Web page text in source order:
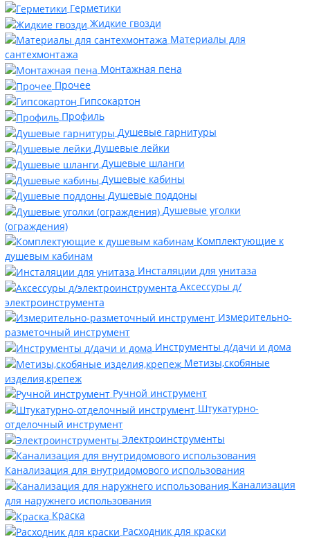
Герметики
Жидкие гвозди
Материалы для
сантехмонтажа
Монтажная пена
Прочее
Гипсокартон
Профиль
Душевые гарнитуры
Душевые лейки
Душевые шланги
Душевые кабины
Душевые поддоны
Душевые уголки
(ограждения)
Комплектующие к
душевым кабинам
Инсталяции для унитаза
Аксессуры д/
электроинструмента
Измерительно-
разметочный инструмент
Инструменты д/дачи и дома
Метизы,скобяные
изделия,крепеж
Ручной инструмент
Штукатурно-
отделочный инструмент
Электроинструменты
Канализация для внутридомового использования
Канализация
для наружнего использования
Краска
Расходник для краски